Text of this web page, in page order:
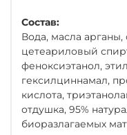
Состав:
Вода, масла
цетеариловый
феноксиэтанол,
гексилциннамал,
кислота,
отдушка, 95%
биоразлагаемых